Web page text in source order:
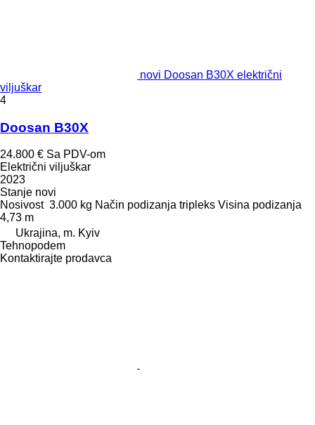
novi Doosan B30X električni
viljuškar
4
Doosan B30X
24.800 € Sa PDV-om
Električni viljuškar
2023
Stanje novi
Nosivost 3.000 kg Način podizanja tripleks Visina podizanja
4,73 m
Ukrajina, m. Kyiv
Tehnopodem
Kontaktirajte prodavca